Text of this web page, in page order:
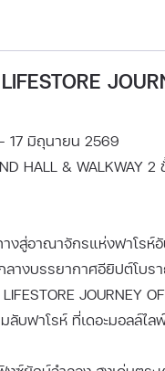
17 มิถุนายน 2569
HALL & WALKWAY 2
างสู่อาณาจักรแห่งฟาโรห์
ลางบรรยากาศอียิปต์โบร
JOURNEY
ลับฟาโรห์ ที่เดอะมอลล์ไ